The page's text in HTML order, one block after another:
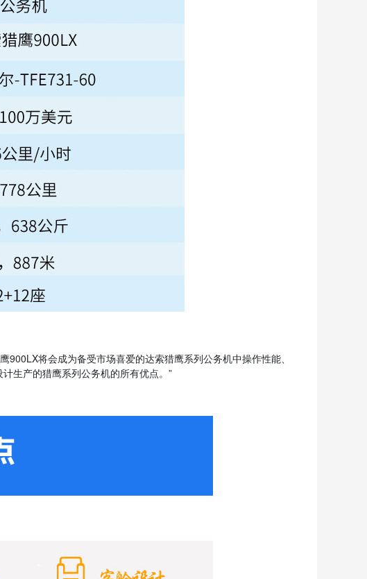
将会成为备受市场喜爱的达索猎鹰系列公务机中操作性能、
生产的猎鹰系列公务机的所有优点。”